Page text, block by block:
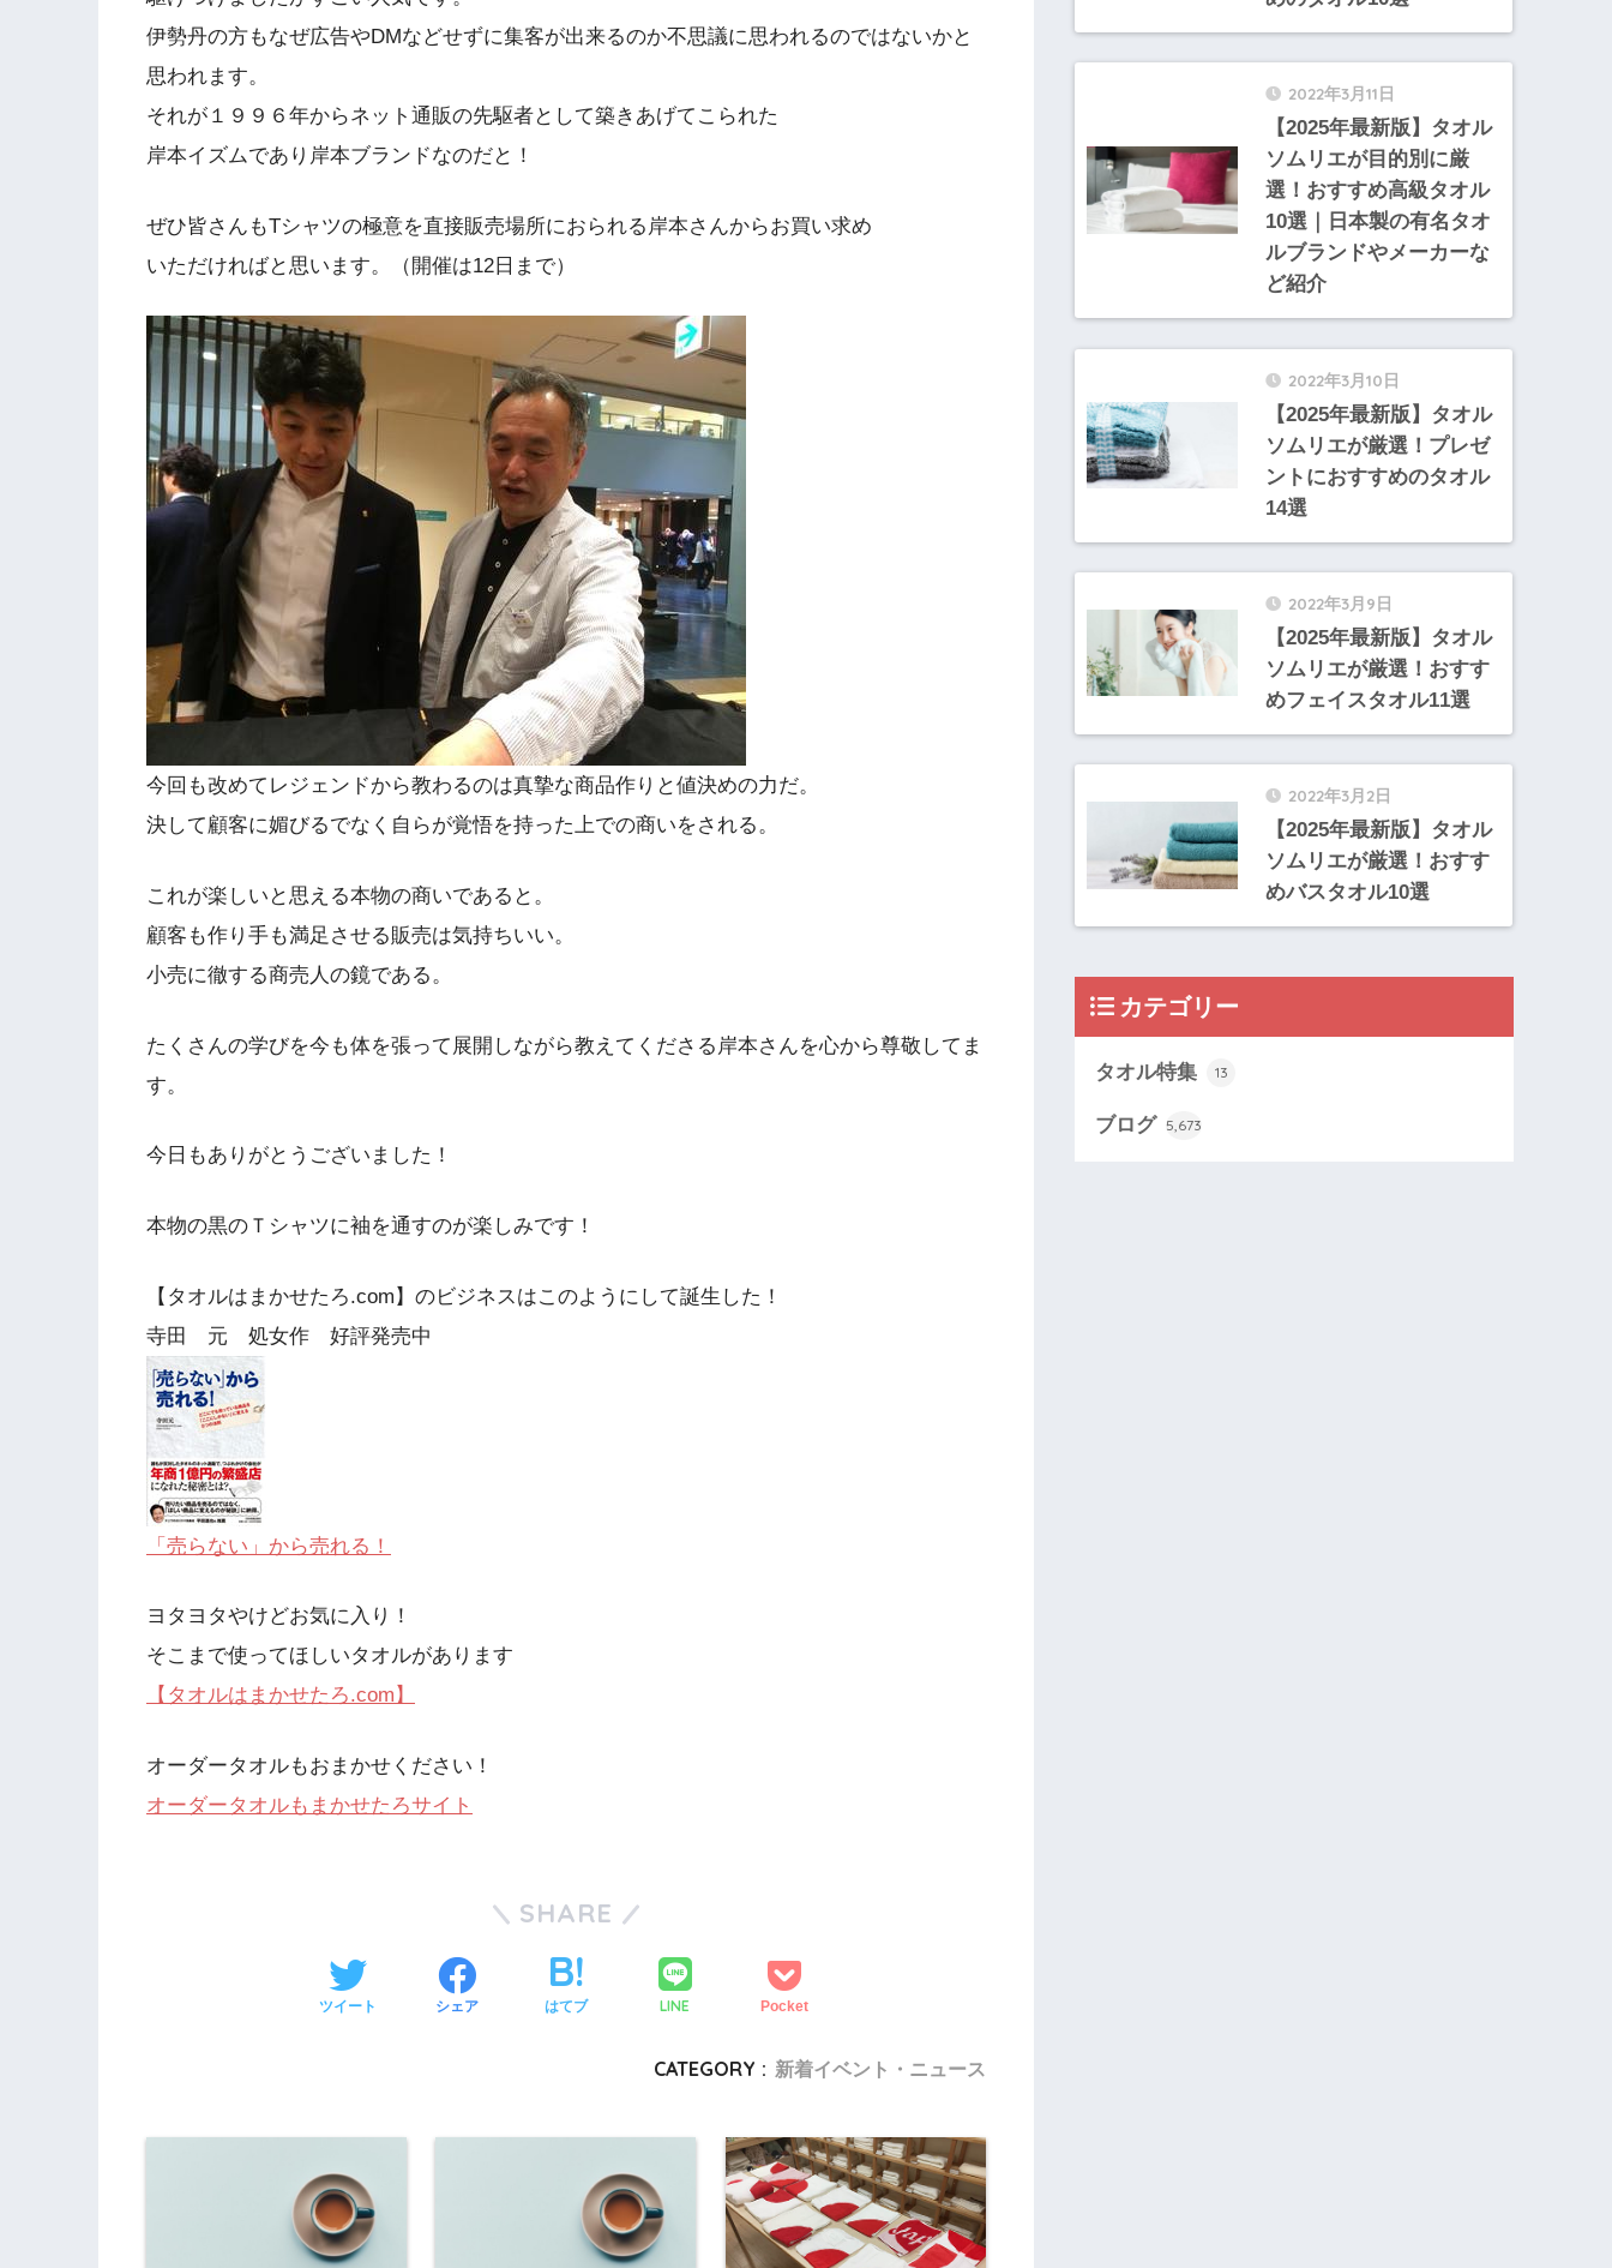
伊勢丹の方もなぜ広告やDMなどせずに集客が出来るのか不思議に思われるのではないかと
思われます。
それが１９９６年からネット通販の先駆者として築きあげてこられた
岸本イズムであり岸本ブランドなのだと！
ぜひ皆さんもTシャツの極意を直接販売場所におられる岸本さんからお買い求め
いただければと思います。（開催は12日まで）
今回も改めてレジェンドから教わるのは真摯な商品作りと値決めの力だ。
決して顧客に媚びるでなく自らが覚悟を持った上での商いをされる。
これが楽しいと思える本物の商いであると。
顧客も作り手も満足させる販売は気持ちいい。
小売に徹する商売人の鏡である。
たくさんの学びを今も体を張って展開しながら教えてくださる岸本さんを心から尊敬してま
す。
今日もありがとうございました！
本物の黒のＴシャツに袖を通すのが楽しみです！
【タオルはまかせたろ.com】のビジネスはこのようにして誕生した！
寺田 元 処女作 好評発売中
「売らない」から売れる！
ヨタヨタやけどお気に入り！
そこまで使ってほしいタオルがあります
【タオルはまかせたろ.com】
オーダータオルもおまかせください！
オーダータオルもまかせたろサイト
SHARE
ツイート シェア はてブ LINE Pocket
CATEGORY : 新着イベント・ニュース
2022年3月11日
【2025年最新版】タオル
ソムリエが目的別に厳
選！おすすめ高級タオル
10選｜日本製の有名タオ
ルブランドやメーカーな
ど紹介
2022年3月10日
【2025年最新版】タオル
ソムリエが厳選！プレゼ
ントにおすすめのタオル
14選
2022年3月9日
【2025年最新版】タオル
ソムリエが厳選！おすす
めフェイスタオル11選
2022年3月2日
【2025年最新版】タオル
ソムリエが厳選！おすす
めバスタオル10選
カテゴリー
タオル特集 13
ブログ 5,673